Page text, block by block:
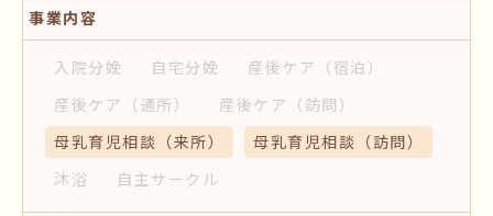
事業内容
入院分娩 自宅分娩 産後ケア （宿泊）
産後ケア （通所） 産後ケア （訪問）
母乳育児相談 （来所） 母乳育児相談 （訪問）
沐浴
自主サークル